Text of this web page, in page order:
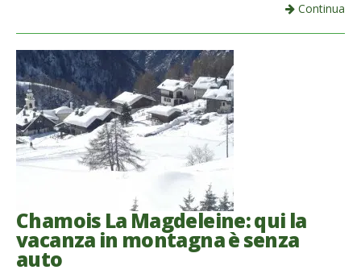
Continua
Chamois La Magdeleine: qui la
vacanza in montagna è senza
auto